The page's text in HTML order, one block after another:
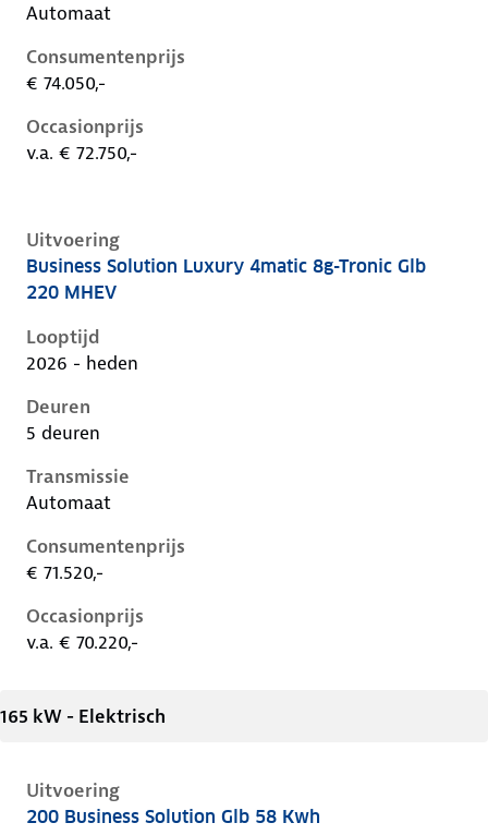
Automaat
Consumentenprijs
€ 74.050,-
Occasionprijs
v.a. € 72.750,-
Uitvoering
Mercedes Glb-Klasse ii-x248, glb 220 mhev, 155 kW,
Business Solution Luxury 4matic 8g-Tronic Glb
220 MHEV
Looptijd
2026 - heden
Deuren
5 deuren
Transmissie
Automaat
Consumentenprijs
€ 71.520,-
Occasionprijs
v.a. € 70.220,-
165 kW - Elektrisch
Uitvoering
Mercedes Glb-Klasse ii-x248, glb 58 kwh, 165 kW,
200 Business Solution Glb 58 Kwh